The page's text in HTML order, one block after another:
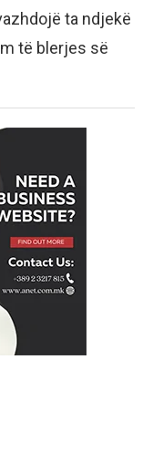
ta ndjekë
të blerjes së